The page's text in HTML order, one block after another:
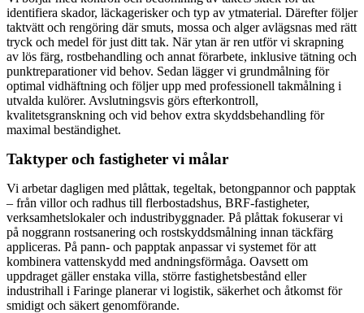
identifiera skador, läckagerisker och typ av ytmaterial. Därefter följer
taktvätt och rengöring där smuts, mossa och alger avlägsnas med rätt
tryck och medel för just ditt tak. När ytan är ren utför vi skrapning
av lös färg, rostbehandling och annat förarbete, inklusive tätning och
punktreparationer vid behov. Sedan lägger vi grundmålning för
optimal vidhäftning och följer upp med professionell takmålning i
utvalda kulörer. Avslutningsvis görs efterkontroll,
kvalitetsgranskning och vid behov extra skyddsbehandling för
maximal beständighet.
Taktyper och fastigheter vi målar
Vi arbetar dagligen med plåttak, tegeltak, betongpannor och papptak
– från villor och radhus till flerbostadshus, BRF-fastigheter,
verksamhetslokaler och industribyggnader. På plåttak fokuserar vi
på noggrann rostsanering och rostskyddsmålning innan täckfärg
appliceras. På pann- och papptak anpassar vi systemet för att
kombinera vattenskydd med andningsförmåga. Oavsett om
uppdraget gäller enstaka villa, större fastighetsbestånd eller
industrihall i Faringe planerar vi logistik, säkerhet och åtkomst för
smidigt och säkert genomförande.